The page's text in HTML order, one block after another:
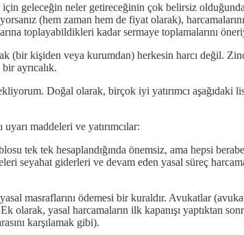
geleceğin neler getireceğinin çok belirsiz
(hem zaman hem de fiyat olarak),
toplayabildikleri kadar sermaye toplamalarını
(bir kişiden veya kurumdan) herkesin harcı değil.
ayrıcalık.
Doğal olarak, birçok iyi yatırımcı aşağıdaki
maddeleri ve yatırımcılar:
tek tek hesaplandığında önemsiz, ama hepsi
seyahat giderleri ve devam eden yasal süreç
yasal masraflarını ödemesi bir kuraldır. Avukatlar
Ek olarak, yasal harcamaların ilk kapanışı
karşılamak gibi).